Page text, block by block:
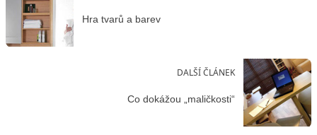
Hra tvarů a barev
DALŠÍ ČLÁNEK
Co dokážou „maličkosti“